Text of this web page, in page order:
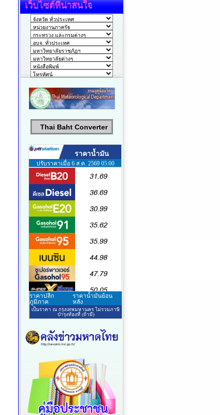
เว็บไซต์ที่น่าสนใจ
Thai Baht Converter